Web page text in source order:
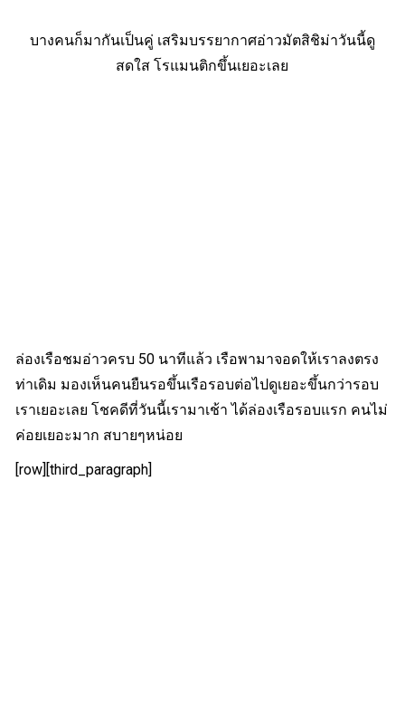
บางคนก็มากันเป็นคู่ เสริมบรรยากาศอ่าวมัตสิชิม่าวันนี้ดู
สดใส โรแมนติกขึ้นเยอะเลย
ล่องเรือชมอ่าวครบ 50 นาทีแล้ว เรือพามาจอดให้เราลงตรง
ท่าเดิม มองเห็นคนยืนรอขึ้นเรือรอบต่อไปดูเยอะขึ้นกว่ารอบ
เราเยอะเลย โชคดีที่วันนี้เรามาเช้า ได้ล่องเรือรอบแรก คนไม่
ค่อยเยอะมาก สบายๆหน่อย
[row][third_paragraph]